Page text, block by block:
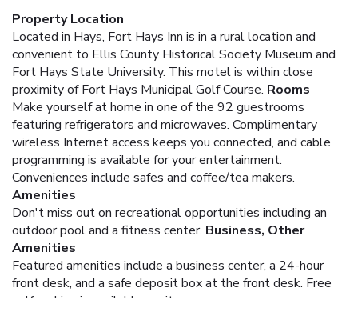
Property Location
Located in Hays, Fort Hays Inn is in a rural location and
convenient to Ellis County Historical Society Museum and
Fort Hays State University. This motel is within close
proximity of Fort Hays Municipal Golf Course. Rooms
Make yourself at home in one of the 92 guestrooms
featuring refrigerators and microwaves. Complimentary
wireless Internet access keeps you connected, and cable
programming is available for your entertainment.
Conveniences include safes and coffee/tea makers.
Amenities
Don't miss out on recreational opportunities including an
outdoor pool and a fitness center. Business, Other
Amenities
Featured amenities include a business center, a 24-hour
front desk, and a safe deposit box at the front desk. Free
self parking is available onsite.